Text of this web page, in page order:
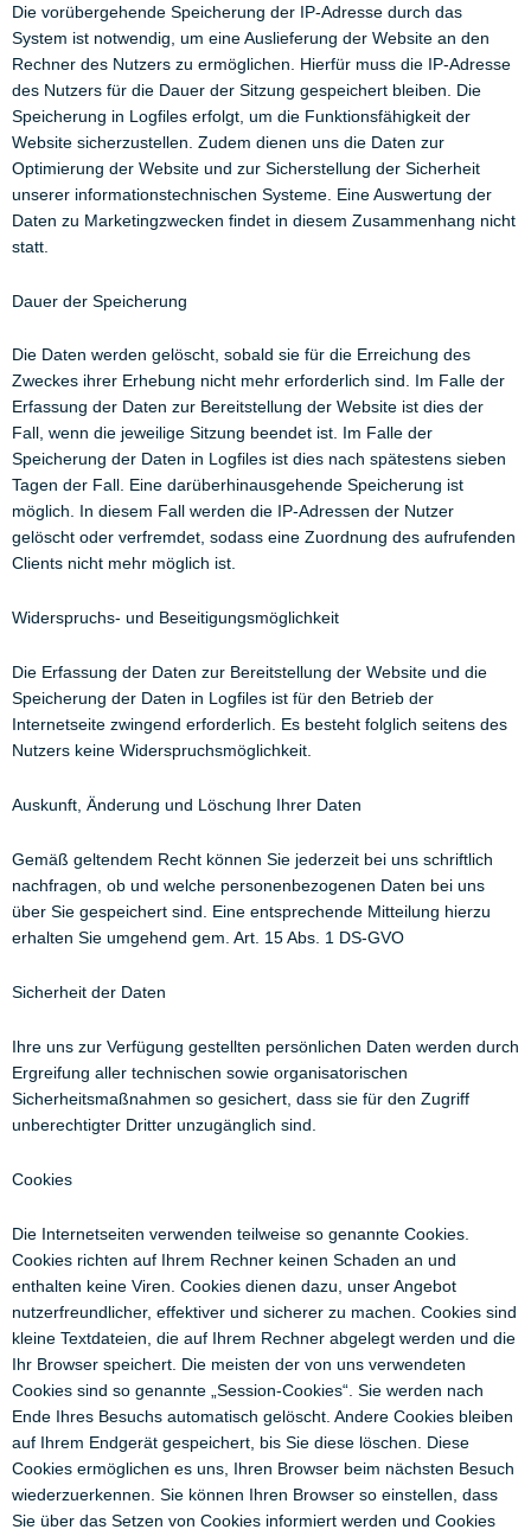
Die vorübergehende Speicherung der IP-Adresse durch das
System ist notwendig, um eine Auslieferung der Website an den
Rechner des Nutzers zu ermöglichen. Hierfür muss die IP-Adresse
des Nutzers für die Dauer der Sitzung gespeichert bleiben. Die
Speicherung in Logfiles erfolgt, um die Funktionsfähigkeit der
Website sicherzustellen. Zudem dienen uns die Daten zur
Optimierung der Website und zur Sicherstellung der Sicherheit
unserer informationstechnischen Systeme. Eine Auswertung der
Daten zu Marketingzwecken findet in diesem Zusammenhang nicht
statt.
Dauer der Speicherung
Die Daten werden gelöscht, sobald sie für die Erreichung des
Zweckes ihrer Erhebung nicht mehr erforderlich sind. Im Falle der
Erfassung der Daten zur Bereitstellung der Website ist dies der
Fall, wenn die jeweilige Sitzung beendet ist. Im Falle der
Speicherung der Daten in Logfiles ist dies nach spätestens sieben
Tagen der Fall. Eine darüberhinausgehende Speicherung ist
möglich. In diesem Fall werden die IP-Adressen der Nutzer
gelöscht oder verfremdet, sodass eine Zuordnung des aufrufenden
Clients nicht mehr möglich ist.
Widerspruchs- und Beseitigungsmöglichkeit
Die Erfassung der Daten zur Bereitstellung der Website und die
Speicherung der Daten in Logfiles ist für den Betrieb der
Internetseite zwingend erforderlich. Es besteht folglich seitens des
Nutzers keine Widerspruchsmöglichkeit.
Auskunft, Änderung und Löschung Ihrer Daten
Gemäß geltendem Recht können Sie jederzeit bei uns schriftlich
nachfragen, ob und welche personenbezogenen Daten bei uns
über Sie gespeichert sind. Eine entsprechende Mitteilung hierzu
erhalten Sie umgehend gem. Art. 15 Abs. 1 DS-GVO
Sicherheit der Daten
Ihre uns zur Verfügung gestellten persönlichen Daten werden durch
Ergreifung aller technischen sowie organisatorischen
Sicherheitsmaßnahmen so gesichert, dass sie für den Zugriff
unberechtigter Dritter unzugänglich sind.
Cookies
Die Internetseiten verwenden teilweise so genannte Cookies.
Cookies richten auf Ihrem Rechner keinen Schaden an und
enthalten keine Viren. Cookies dienen dazu, unser Angebot
nutzerfreundlicher, effektiver und sicherer zu machen. Cookies sind
kleine Textdateien, die auf Ihrem Rechner abgelegt werden und die
Ihr Browser speichert. Die meisten der von uns verwendeten
Cookies sind so genannte „Session-Cookies“. Sie werden nach
Ende Ihres Besuchs automatisch gelöscht. Andere Cookies bleiben
auf Ihrem Endgerät gespeichert, bis Sie diese löschen. Diese
Cookies ermöglichen es uns, Ihren Browser beim nächsten Besuch
wiederzuerkennen. Sie können Ihren Browser so einstellen, dass
Sie über das Setzen von Cookies informiert werden und Cookies